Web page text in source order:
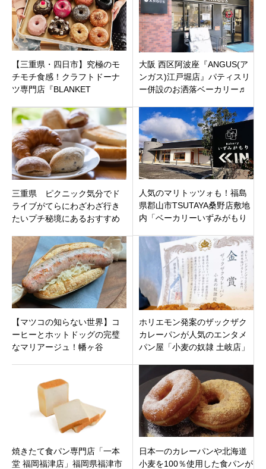
【三重県・四日市】究極のモ
チモチ食感！クラフトドーナ
ツ専門店『BLANKET
丁目にオープン！
大阪 西区阿波座『ANGUS(ア
ンガス)江戸堀店』パティスリ
ー併設のお洒落ベーカリー♬
三重県 ピクニック気分でド
ライブがてらにわざわざ行き
たいプチ秘境にあるおすすめ
人気のマリトッツォも！福島
県郡山市TSUTAYA桑野店敷地
内「ベーカリーいずみがもり
【マツコの知らない世界】コ
ーヒーとホットドッグの完璧
なマリアージュ！幡ヶ谷
ホリエモン発案のザックザク
カレーパンが人気のエンタメ
パン屋「小麦の奴隷 土岐店」
日オープンです。
焼きたて食パン専門店「一本
堂 福岡福津店」福岡県福津市
日本一のカレーパンや北海道
小麦を100％使用した食パンが